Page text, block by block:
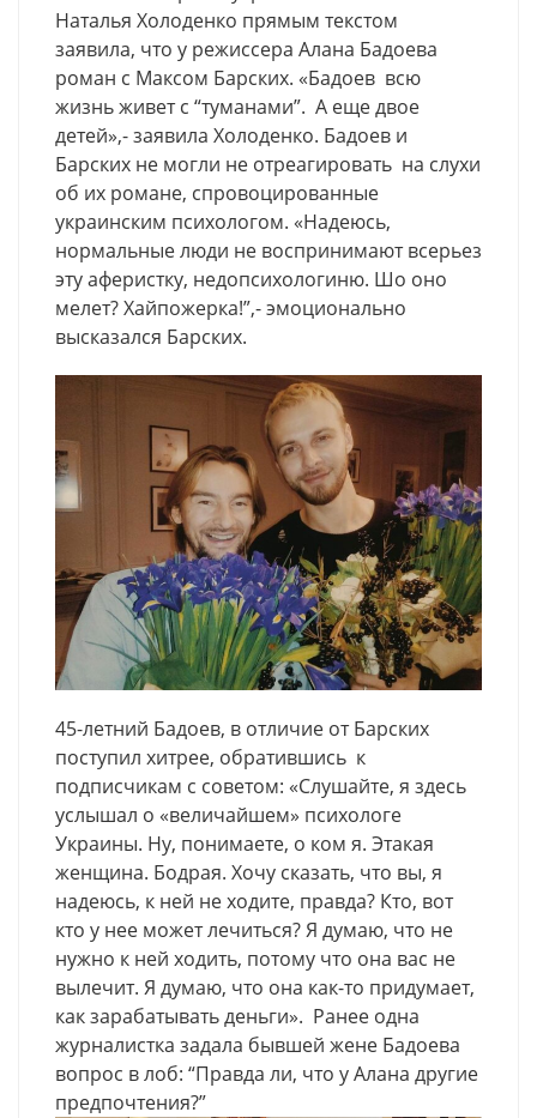
Наталья Холоденко прямым текстом
заявила, что у режиссера Алана Бадоева
роман с Максом Барских. «Бадоев всю
жизнь живет с “туманами”. А еще двое
детей»,- заявила Холоденко. Бадоев и
Барских не могли не отреагировать на слухи
об их романе, спровоцированные
украинским психологом. «Надеюсь,
нормальные люди не воспринимают всерьез
эту аферистку, недопсихологиню. Шо оно
мелет? Хайпожерка!”,- эмоционально
высказался Барских.
45-летний Бадоев, в отличие от Барских
поступил хитрее, обратившись к
подписчикам с советом: «Слушайте, я здесь
услышал о «величайшем» психологе
Украины. Ну, понимаете, о ком я. Этакая
женщина. Бодрая. Хочу сказать, что вы, я
надеюсь, к ней не ходите, правда? Кто, вот
кто у нее может лечиться? Я думаю, что не
нужно к ней ходить, потому что она вас не
вылечит. Я думаю, что она как-то придумает,
как зарабатывать деньги». Ранее одна
журналистка задала бывшей жене Бадоева
вопрос в лоб: “Правда ли, что у Алана другие
предпочтения?”